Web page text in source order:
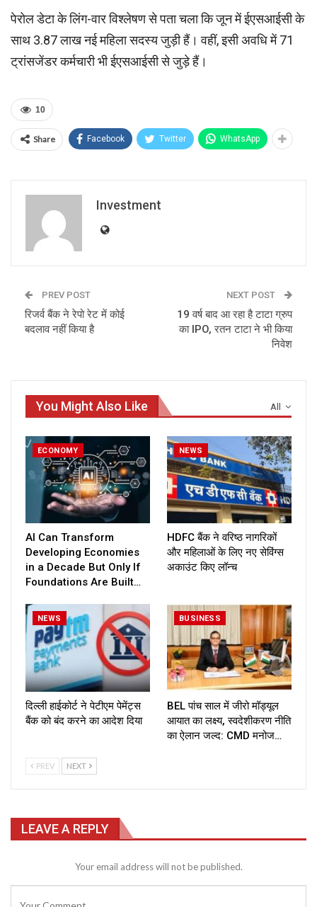
पेरोल डेटा के लिंग-वार विश्लेषण से पता चला कि जून में ईएसआईसी के
साथ 3.87 लाख नई महिला सदस्य जुड़ी हैं। वहीं, इसी अवधि में 71
ट्रांसजेंडर कर्मचारी भी ईएसआईसी से जुड़े हैं।
10
Share Facebook Twitter WhatsApp
Investment
PREV POST
रिजर्व बैंक ने रेपो रेट में कोई
बदलाव नहीं किया है
NEXT POST
19 वर्ष बाद आ रहा है टाटा ग्रुप
का IPO, रतन टाटा ने भी किया
निवेश
All
You Might Also Like
ECONOMY
AI Can Transform
Developing Economies
in a Decade But Only If
Foundations Are Built…
NEWS
HDFC बैंक ने वरिष्ठ नागरिकों
और महिलाओं के लिए नए सेविंग्स
अकाउंट किए लॉन्च
NEWS
दिल्ली हाईकोर्ट ने पेटीएम पेमेंट्स
बैंक को बंद करने का आदेश दिया
BUSINESS
BEL पांच साल में जीरो मॉड्यूल
आयात का लक्ष्य, स्वदेशीकरण नीति
का ऐलान जल्द: CMD मनोज…
PREV NEXT
LEAVE A REPLY
Your email address will not be published.